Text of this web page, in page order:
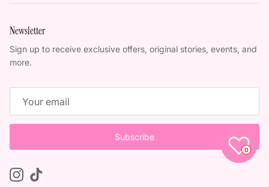
Newsletter
Sign up to receive exclusive offers, original stories, events, and
more.
Subscribe
Instagram
TikTok
0